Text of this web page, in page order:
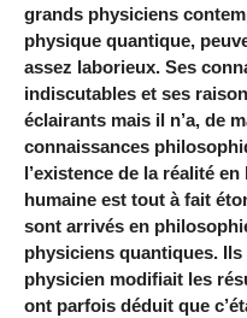
grands physiciens
physique quantique,
assez laborieux. Ses
indiscutables et ses
éclairants mais il n’a, de
connaissances
l’existence de la réalité en
humaine est tout à fait
sont arrivés en
physiciens quantiques.
physicien modifiait les
ont parfois déduit que